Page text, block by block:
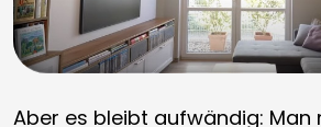
Aber es bleibt aufwändig: Man